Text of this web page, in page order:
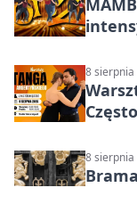
8 sierpnia
8 sierpnia